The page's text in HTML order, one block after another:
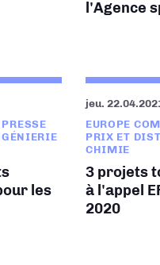
l'Agence
les
jeu.
EUROPE
PRIX ET
CHIMIE
3 projets
à l'appel
2020